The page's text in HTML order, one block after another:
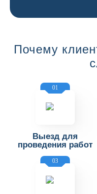
Почему
01
Выезд для
проведения работ
03